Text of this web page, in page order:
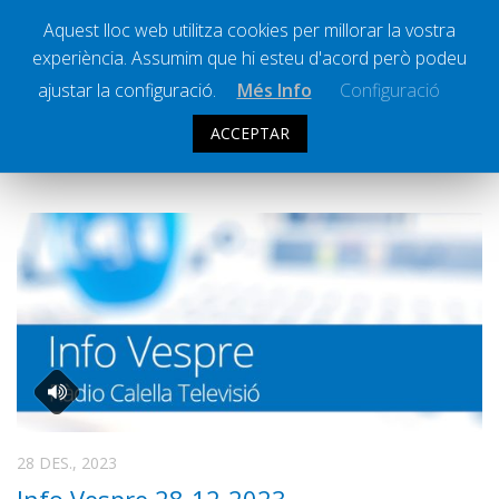
Societat
Successos
Esports
La Banqueta
Transmissions Esportives
Pòdcasts
Vídeos
Ràdio Calella Televisió
ARXIU DIARI:28 DESEMBRE 2023
28 DES., 2023
Aquest lloc web utilitza cookies per millorar la vostra
experiència. Assumim que hi esteu d'acord però podeu
ajustar la configuració.
Més Info Configuració
ACCEPTAR